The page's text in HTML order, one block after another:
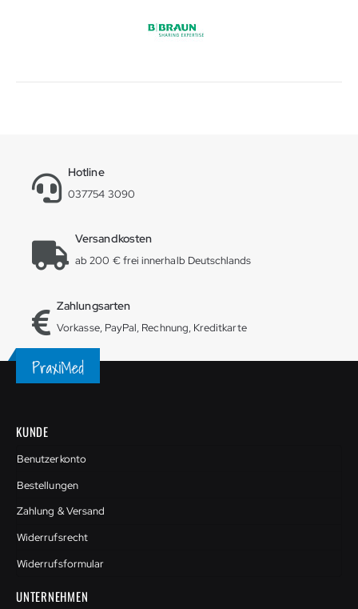
Hotline
037754 3090
Versandkosten
ab 200 € frei innerhalb Deutschlands
Zahlungsarten
Vorkasse, PayPal, Rechnung, Kreditkarte
KUNDE
Benutzerkonto
Bestellungen
Zahlung & Versand
Widerrufsrecht
Widerrufsformular
UNTERNEHMEN